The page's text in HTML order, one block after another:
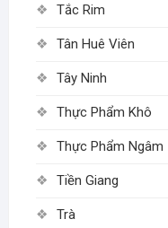
Tắc Rim
Tân Huê Viên
Tây Ninh
Thực Phẩm Khô
Thực Phẩm Ngâm
Tiền Giang
Trà